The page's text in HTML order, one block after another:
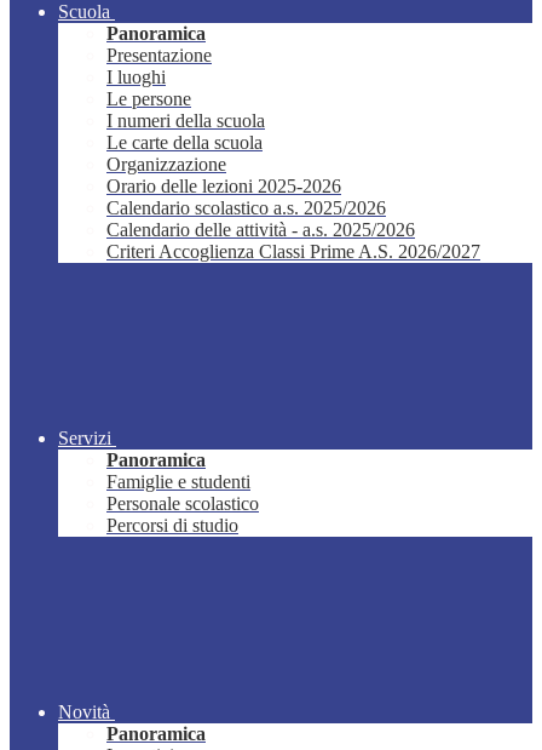
Scuola
Panoramica
Presentazione
I luoghi
Le persone
I numeri della scuola
Le carte della scuola
Organizzazione
Orario delle lezioni 2025-2026
Calendario scolastico a.s. 2025/2026
Calendario delle attività - a.s. 2025/2026
Criteri Accoglienza Classi Prime A.S. 2026/2027
Servizi
Panoramica
Famiglie e studenti
Personale scolastico
Percorsi di studio
Novità
Panoramica